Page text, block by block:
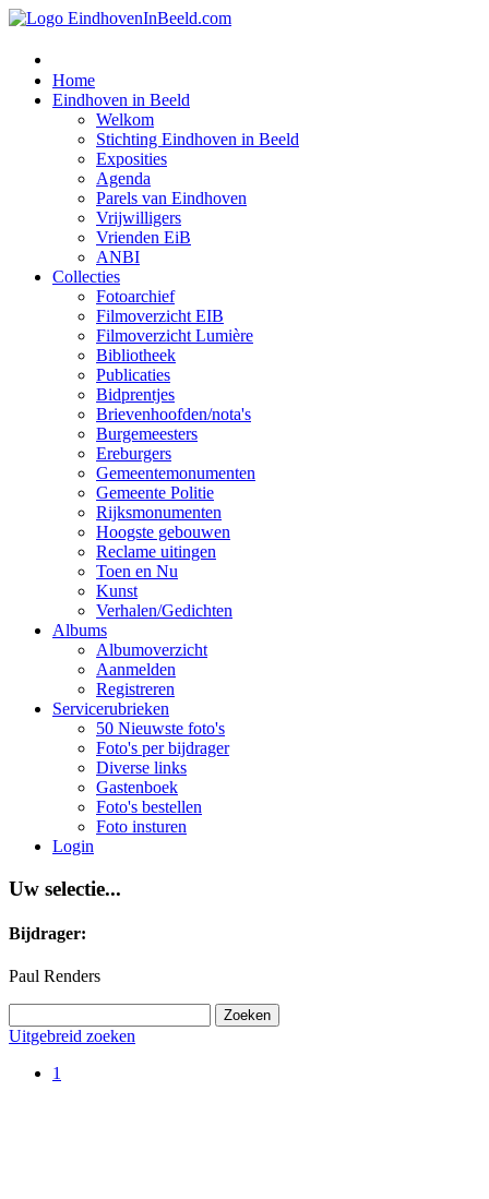
Home
Eindhoven in Beeld
Welkom
Stichting Eindhoven in Beeld
Exposities
Agenda
Parels van Eindhoven
Vrijwilligers
Vrienden EiB
ANBI
Collecties
Fotoarchief
Filmoverzicht EIB
Filmoverzicht Lumière
Bibliotheek
Publicaties
Bidprentjes
Brievenhoofden/nota's
Burgemeesters
Ereburgers
Gemeentemonumenten
Gemeente Politie
Rijksmonumenten
Hoogste gebouwen
Reclame uitingen
Toen en Nu
Kunst
Verhalen/Gedichten
Albums
Albumoverzicht
Aanmelden
Registreren
Servicerubrieken
50 Nieuwste foto's
Foto's per bijdrager
Diverse links
Gastenboek
Foto's bestellen
Foto insturen
Login
Uw selectie...
Bijdrager:
Paul Renders
Uitgebreid zoeken
1